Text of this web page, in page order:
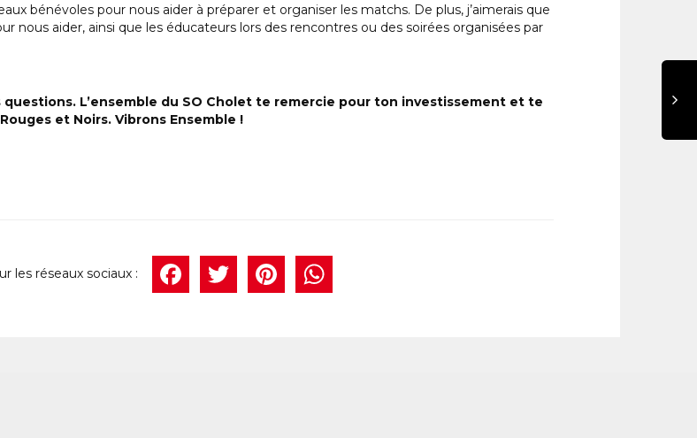
bénévoles pour nous aider à préparer et organiser les matchs. De plus, j’aimerais que
nous aider, ainsi que les éducateurs lors des rencontres ou des soirées organisées par
questions. L’ensemble du SO Cholet te remercie pour ton investissement et te
et Noirs. Vibrons Ensemble !
Facebook
TwitterPinterest